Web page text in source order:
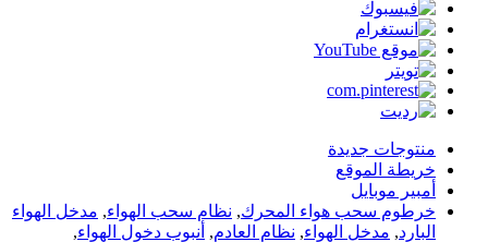
منتوجات جديدة
خريطة الموقع
أمبير موبايل
خرطوم سحب هواء المحرك, نظام سحب الهواء, مدخل الهواء
البارد, مدخل الهواء, نظام العادم, أنبوب دخول الهواء,